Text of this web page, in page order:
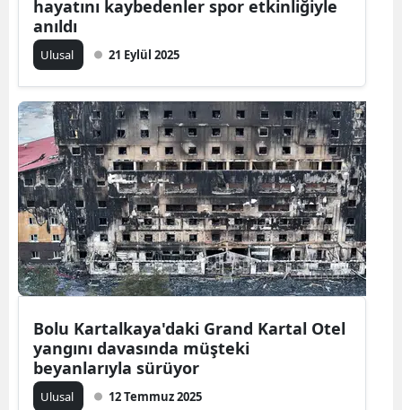
Diyarbakır
Edirne
Elazığ
Erzincan
Erzurum
Eskişehir
Gaziantep
hayatını kaybedenler spor etkinliğiyle
anıldı
Ulusal 21 Eylül 2025
Bolu Kartalkaya'daki Grand Kartal Otel
yangını davasında müşteki
beyanlarıyla sürüyor
Ulusal 12 Temmuz 2025